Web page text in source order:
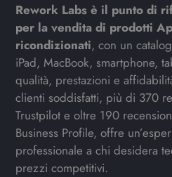
Rework Labs è il punto di
per la vendita di prodotti
ricondizionati, con un
iPad, MacBook, smartphone,
qualità, prestazioni e
clienti soddisfatti, più di 370
Trustpilot e oltre 190
Business Profile, offre
professionale a chi desidera
prezzi competitivi.